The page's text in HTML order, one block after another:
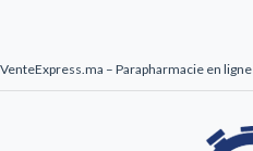
VenteExpress.ma – Parapharmacie en ligne